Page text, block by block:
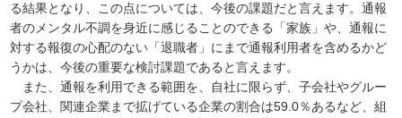
る結果となり、この点については、今後の課題だと言えます。通報
者のメンタル不調を身近に感じることのできる「家族」や、通報に
対する報復の心配のない「退職者」にまで通報利用者を含めるかど
うかは、今後の重要な検討課題であると言えます。
また、通報を利用できる範囲を、自社に限らず、子会社やグルー
プ会社、関連企業まで拡げている企業の割合は59.0％あるなど、組